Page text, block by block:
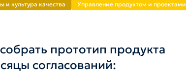
и культура качества Управление продуктом и проектами
прототип продукта
согласований: